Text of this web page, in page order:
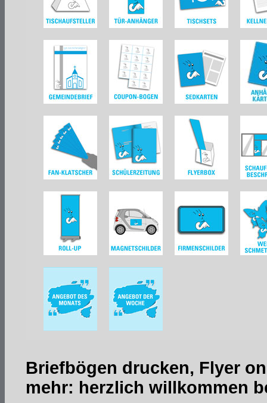
Briefbögen drucken, Flyer
mehr: herzlich willkommen